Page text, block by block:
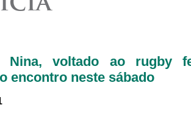
Nina, voltado ao rugby
encontro neste sábado